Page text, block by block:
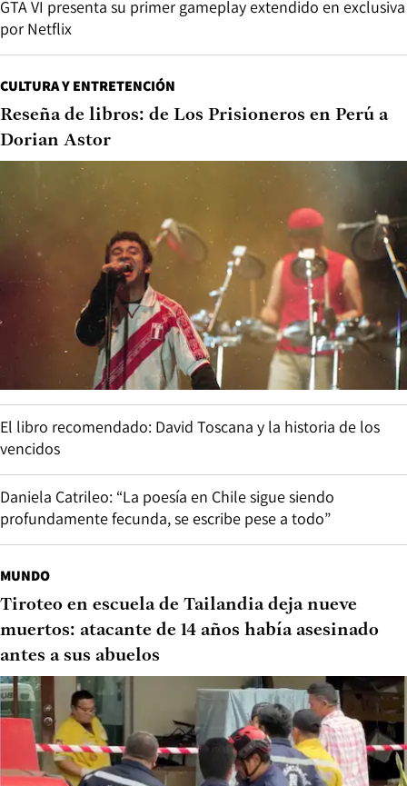
GTA VI presenta su primer gameplay extendido en exclusiva
por Netflix
CULTURA Y ENTRETENCIÓN
Reseña de libros: de Los Prisioneros en Perú a
Dorian Astor
El libro recomendado: David Toscana y la historia de los
vencidos
Daniela Catrileo: “La poesía en Chile sigue siendo
profundamente fecunda, se escribe pese a todo”
MUNDO
Tiroteo en escuela de Tailandia deja nueve
muertos: atacante de 14 años había asesinado
antes a sus abuelos